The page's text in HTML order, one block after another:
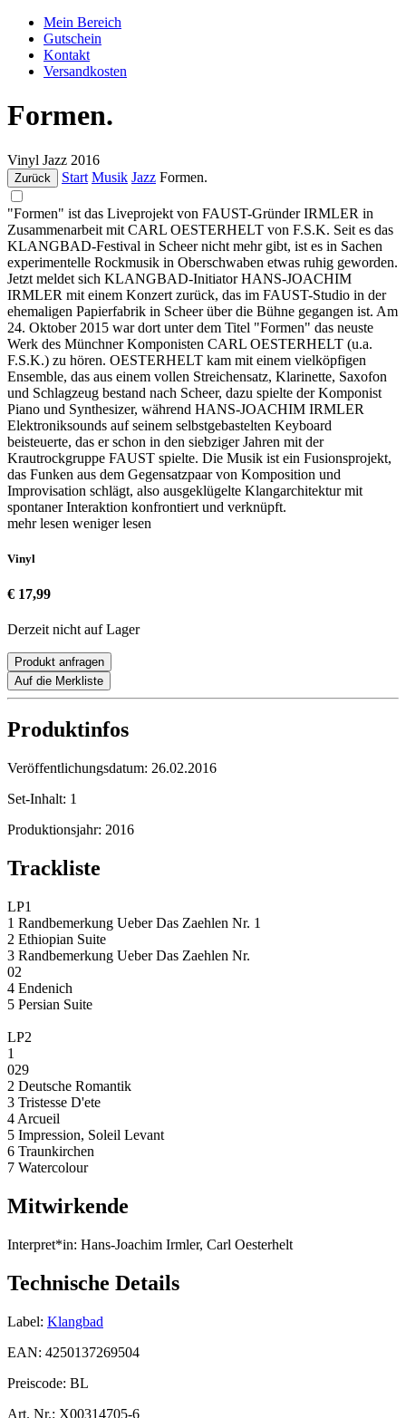
Mein Bereich
Gutschein
Kontakt
Versandkosten
Formen.
Vinyl Jazz 2016
Zurück Start Musik Jazz Formen.
"Formen" ist das Liveprojekt von FAUST-Gründer IRMLER in
Zusammenarbeit mit CARL OESTERHELT von F.S.K. Seit es das
KLANGBAD-Festival in Scheer nicht mehr gibt, ist es in Sachen
experimentelle Rockmusik in Oberschwaben etwas ruhig geworden.
Jetzt meldet sich KLANGBAD-Initiator HANS-JOACHIM
IRMLER mit einem Konzert zurück, das im FAUST-Studio in der
ehemaligen Papierfabrik in Scheer über die Bühne gegangen ist. Am
24. Oktober 2015 war dort unter dem Titel "Formen" das neuste
Werk des Münchner Komponisten CARL OESTERHELT (u.a.
F.S.K.) zu hören. OESTERHELT kam mit einem vielköpfigen
Ensemble, das aus einem vollen Streichensatz, Klarinette, Saxofon
und Schlagzeug bestand nach Scheer, dazu spielte der Komponist
Piano und Synthesizer, während HANS-JOACHIM IRMLER
Elektroniksounds auf seinem selbstgebastelten Keyboard
beisteuerte, das er schon in den siebziger Jahren mit der
Krautrockgruppe FAUST spielte. Die Musik ist ein Fusionsprojekt,
das Funken aus dem Gegensatzpaar von Komposition und
Improvisation schlägt, also ausgeklügelte Klangarchitektur mit
spontaner Interaktion konfrontiert und verknüpft.
mehr lesen weniger lesen
Vinyl
€ 17,99
Derzeit nicht auf Lager
Produkt anfragen
Auf die Merkliste
Produktinfos
Veröffentlichungsdatum: 26.02.2016
Set-Inhalt: 1
Produktionsjahr: 2016
Trackliste
LP1
1 Randbemerkung Ueber Das Zaehlen Nr. 1
2 Ethiopian Suite
3 Randbemerkung Ueber Das Zaehlen Nr.
02
4 Endenich
5 Persian Suite
LP2
1
029
2 Deutsche Romantik
3 Tristesse D'ete
4 Arcueil
5 Impression, Soleil Levant
6 Traunkirchen
7 Watercolour
Mitwirkende
Interpret*in: Hans-Joachim Irmler, Carl Oesterhelt
Technische Details
Label: Klangbad
EAN: 4250137269504
Preiscode: BL
Art. Nr.: X00314705-6